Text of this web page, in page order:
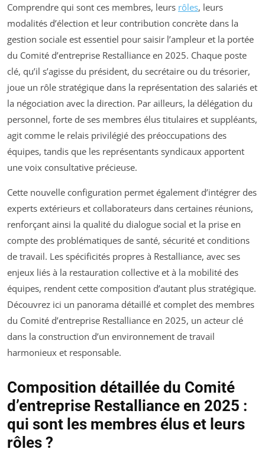
Comprendre qui sont ces membres, leurs rôles, leurs
modalités d’élection et leur contribution concrète dans la
gestion sociale est essentiel pour saisir l’ampleur et la portée
du Comité d’entreprise Restalliance en 2025. Chaque poste
clé, qu’il s’agisse du président, du secrétaire ou du trésorier,
joue un rôle stratégique dans la représentation des salariés et
la négociation avec la direction. Par ailleurs, la délégation du
personnel, forte de ses membres élus titulaires et suppléants,
agit comme le relais privilégié des préoccupations des
équipes, tandis que les représentants syndicaux apportent
une voix consultative précieuse.
Cette nouvelle configuration permet également d’intégrer des
experts extérieurs et collaborateurs dans certaines réunions,
renforçant ainsi la qualité du dialogue social et la prise en
compte des problématiques de santé, sécurité et conditions
de travail. Les spécificités propres à Restalliance, avec ses
enjeux liés à la restauration collective et à la mobilité des
équipes, rendent cette composition d’autant plus stratégique.
Découvrez ici un panorama détaillé et complet des membres
du Comité d’entreprise Restalliance en 2025, un acteur clé
dans la construction d’un environnement de travail
harmonieux et responsable.
Composition détaillée du Comité
d’entreprise Restalliance en 2025 :
qui sont les membres élus et leurs
rôles ?